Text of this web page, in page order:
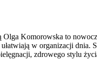
Komorowska to
w organizacji dnia.
zdrowego stylu